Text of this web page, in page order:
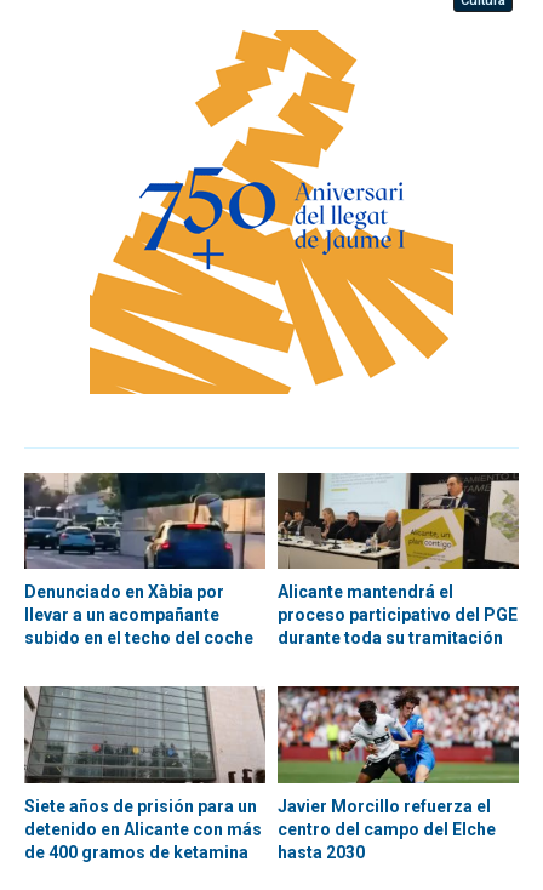
Denunciado en Xàbia por
llevar a un acompañante
subido en el techo del coche
Alicante mantendrá el
proceso participativo del PGE
durante toda su tramitación
Siete años de prisión para un
detenido en Alicante con más
de 400 gramos de ketamina
Javier Morcillo refuerza el
centro del campo del Elche
hasta 2030